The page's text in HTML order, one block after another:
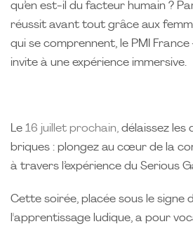
qu’en est-il du facteur humain ?
réussit avant tout grâce aux
qui se comprennent, le PMI France
invite à une expérience immersive.
Le 16 juillet prochain, délaissez les
briques : plongez au cœur de la
à travers l’expérience du Serious
Cette soirée, placée sous le signe
l'apprentissage ludique, a pour